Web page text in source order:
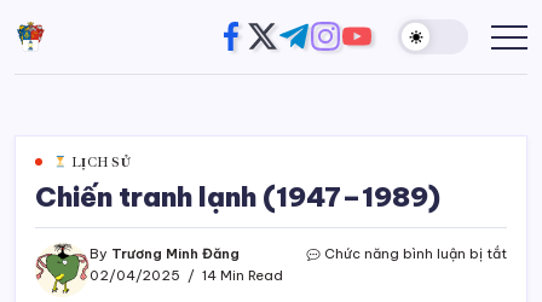
to
content
https://www.facebook.com/
https://twitter.com/
https://t.me/
https://
https://
Đường
Chân
Website
Trương
LỊCH SỬ
Chiến tranh lạnh (1947–1989)
By Trương Minh Đăng
02/04/2025
14 Min Read
Chức năng bình luận bị tắtở